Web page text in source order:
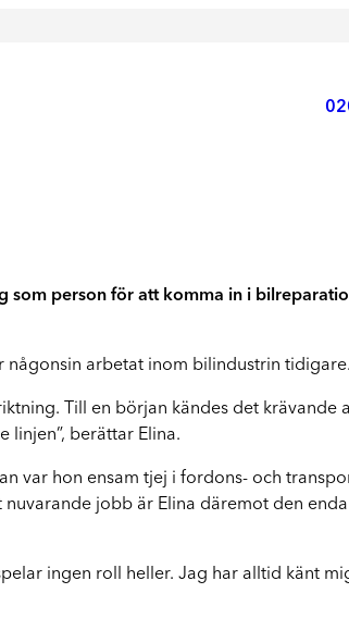
Vi tar hand om din bil
Skadebesiktning på
Service
Lagning av stenskott
Boka reparation av
som person för att komma in i
någonsin arbetat inom bilindustrin tidigare.
Till en början kändes det krävande
linjen”, berättar Elina.
var hon ensam tjej i fordons- och
jobb är Elina däremot den
ingen roll heller. Jag har alltid känt